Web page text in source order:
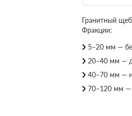
Гранитный
Фракции:
5–20 мм —
20–40 мм —
40–70 мм —
70–120 мм —